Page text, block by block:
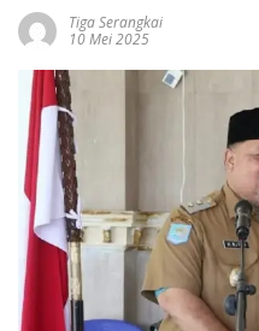
Tiga Serangkai
10 Mei 2025